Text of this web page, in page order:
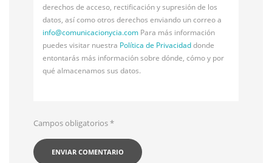
derechos de acceso, rectificación y supresión de los
datos, así como otros derechos enviando un correo a
info@comunicacionycia.com Para más información
puedes visitar nuestra Política de Privacidaddonde
entontarás más información sobre dónde, cómo y por
qué almacenamos sus datos.
Campos obligatorios*